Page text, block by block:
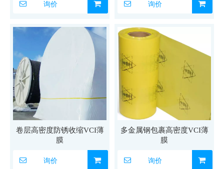
询价 询价
卷层高密度防锈收缩VCI薄
膜
询价
多金属钢包裹高密度VCI薄
膜
询价